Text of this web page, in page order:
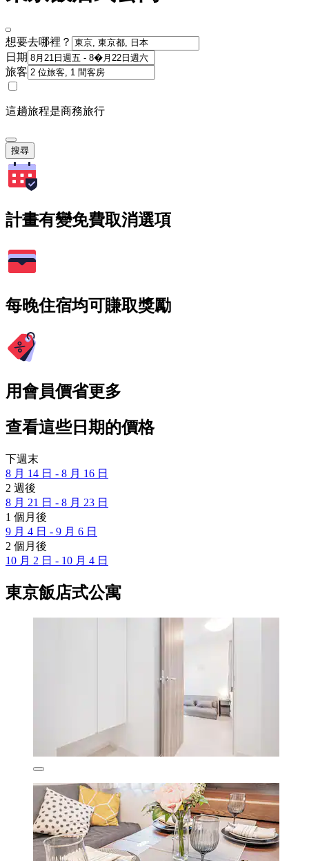
想要去哪裡？
日期
旅客
這趟旅程是商務旅行
搜尋
計畫有變免費取消選項
每晚住宿均可賺取獎勵
用會員價省更多
查看這些日期的價格
下週末
8 月 14 日 - 8 月 16 日
2 週後
8 月 21 日 - 8 月 23 日
1 個月後
9 月 4 日 - 9 月 6 日
2 個月後
10 月 2 日 - 10 月 4 日
東京飯店式公寓